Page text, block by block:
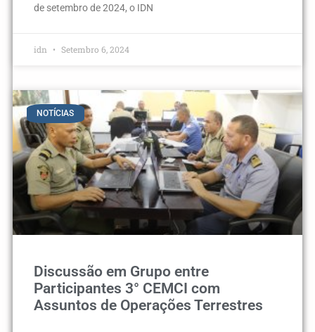
de setembro de 2024, o IDN
idn Setembro 6, 2024
NOTÍCIAS
Discussão em Grupo entre
Participantes 3° CEMCI com
Assuntos de Operações Terrestres